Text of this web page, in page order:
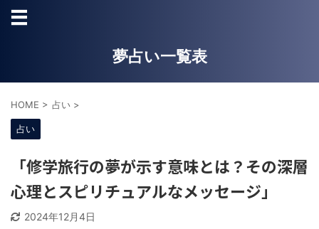
夢占い一覧表
HOME > 占い >
占い
「修学旅行の夢が示す意味とは？その深層
心理とスピリチュアルなメッセージ」
2024年12月4日